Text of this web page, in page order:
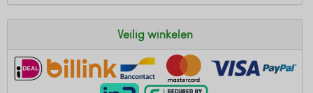
Veilig winkelen